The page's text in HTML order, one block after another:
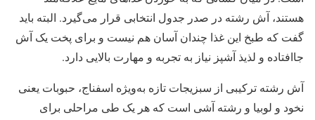
هستند، آش رشته در صدر جدول انتخابی قرار می‌‌‌‌‌‌‌گیرد. البته باید
گفت که طبخ این غذا چندان آسان هم نیست و برای پخت یک آش
جاافتاده و لذیذ آشپز نیاز به تجربه و مهارت بالایی دارد.
آش رشته ترکیبی از سبزیجات تازه به‌ویژه اسفناج، حبوبات یعنی
نخود و لوبیا و رشته‌‌‌‌‌‌‌ آشی است که هر یک طی مراحلی برای